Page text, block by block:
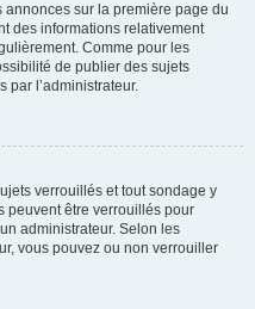
sur la première page du
des informations relativement
Comme pour les
de publier des sujets
par l’administrateur.
verrouillés et tout sondage y
peuvent être verrouillés pour
administrateur. Selon les
vous pouvez ou non verrouiller